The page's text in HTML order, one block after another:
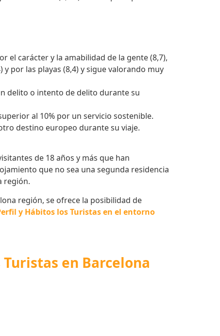
el carácter y la amabilidad de la gente (8,7),
por las playas (8,4) y sigue valorando muy
delito o intento de delito durante su
al 10% por un servicio sostenible.
destino europeo durante su viaje.
de 18 años y más que han
que no sea una segunda residencia
región.
región, se ofrece la posibilidad de
y Hábitos los Turistas en el entorno
en Barcelona